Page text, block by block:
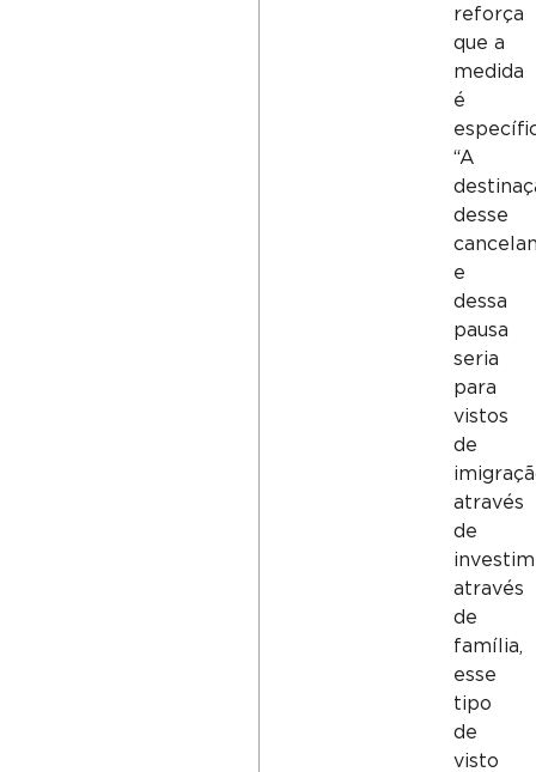
reforça
que a
medida
é
“A
desse
e
dessa
pausa
seria
para
vistos
de
através
de
através
de
família,
esse
tipo
de
visto